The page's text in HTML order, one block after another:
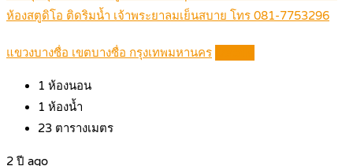
ห้องสตูดิโอ ติดริมน้ำ เจ้าพระยาลมเย็นสบาย โทร 081-7753296
แขวงบางซื่อ เขตบางซื่อ กรุงเทพมหานคร
1 ห้องนอน
1 ห้องน้ำ
23 ตารางเมตร
2 ปี ago